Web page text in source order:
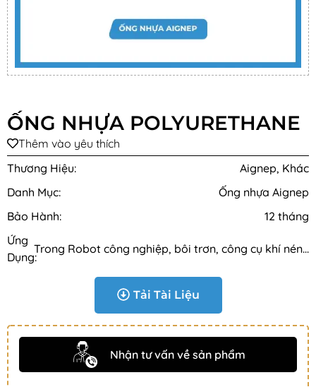
ỐNG NHỰA POLYURETHANE
Thêm vào yêu thích
Thương Hiệu:
Aignep, Khác
Danh Mục:
Ống nhựa Aignep
Bảo Hành:
12 tháng
Ứng
Dụng:
Trong Robot công nghiệp, bôi trơn, công cụ khí nén...
Tải Tài Liệu
Nhận tư vấn về sản phẩm